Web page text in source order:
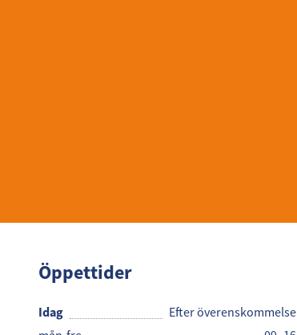
Öppettider
Idag
Efter överenskommelse